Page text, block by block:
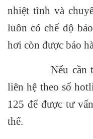
nhiệt tình và
luôn có chế độ
hơi còn được bảo
Nếu cần
liên hệ theo số
125 để được tư
thể.